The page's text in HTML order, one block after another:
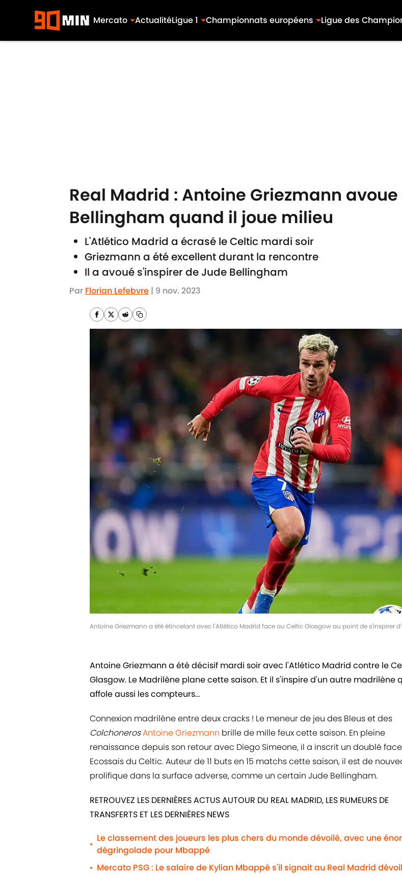
Mercato ActualitéLigue 1 Championnats européens Ligue des
Real Madrid : Antoine Griezmann
Bellingham quand il joue milieu
L'Atlético Madrid a écrasé le Celtic mardi soir
Griezmann a été excellent durant la rencontre
Il a avoué s'inspirer de Jude Bellingham
Par Florian Lefebvre | 9 nov. 2023
Antoine Griezmann a été étincelant avec l'Atlético Madrid face au Celtic Glasgow au point de s'inspirer
Antoine Griezmann a été décisif mardi soir avec l'Atlético Madrid contre le
Glasgow. Le Madrilène plane cette saison. Et il s'inspire d'un autre madrilène
affole aussi les compteurs...
Connexion madrilène entre deux cracks ! Le meneur de jeu des Bleus et des
ColchonerosAntoine Griezmann brille de mille feux cette saison. En pleine
renaissance depuis son retour avec Diego Simeone, il a inscrit un doublé
Ecossais du Celtic. Auteur de 11 buts en 15 matchs cette saison, il est de
prolifique dans la surface adverse, comme un certain Jude Bellingham.
RETROUVEZ LES DERNIÈRES ACTUS AUTOUR DU REAL MADRID, LES RUMEURS DE
TRANSFERTS ET LES DERNIÈRES NEWS
•
Le classement des joueurs les plus chers du monde dévoilé, avec une
dégringolade pour Mbappé
• Mercato PSG : Le salaire de Kylian Mbappé s'il signait au Real Madrid